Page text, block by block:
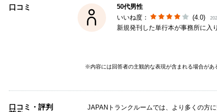
口コミ
50代男性
いいね度：
(4.0)
新規発刊した単行本が事務所に入
※内容には回答者の主観的な表現が含まれる場合が
口コミ・評判
JAPANトランクルームでは、より多くの方